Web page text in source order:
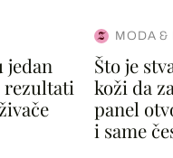
jedan
rezultati
MODA &
Što je
koži da
panel
i same